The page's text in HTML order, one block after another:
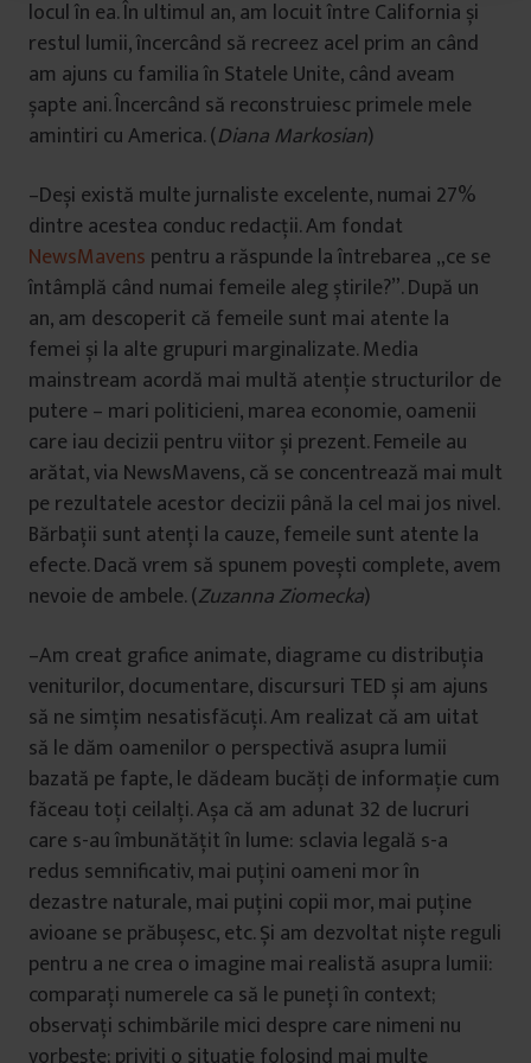
locul în ea. În ultimul an, am locuit între California și
restul lumii, încercând să recreez acel prim an când
am ajuns cu familia în Statele Unite, când aveam
șapte ani. Încercând să reconstruiesc primele mele
amintiri cu America. (Diana Markosian)
–Deși există multe jurnaliste excelente, numai 27%
dintre acestea conduc redacții. Am fondat
NewsMavens pentru a răspunde la întrebarea „ce se
întâmplă când numai femeile aleg știrile?”. După un
an, am descoperit că femeile sunt mai atente la
femei și la alte grupuri marginalizate. Media
mainstream acordă mai multă atenție structurilor de
putere – mari politicieni, marea economie, oamenii
care iau decizii pentru viitor și prezent. Femeile au
arătat, via NewsMavens, că se concentrează mai mult
pe rezultatele acestor decizii până la cel mai jos nivel.
Bărbații sunt atenți la cauze, femeile sunt atente la
efecte. Dacă vrem să spunem povești complete, avem
nevoie de ambele. (Zuzanna Ziomecka)
–Am creat grafice animate, diagrame cu distribuția
veniturilor, documentare, discursuri TED și am ajuns
să ne simțim nesatisfăcuți. Am realizat că am uitat
să le dăm oamenilor o perspectivă asupra lumii
bazată pe fapte, le dădeam bucăți de informație cum
făceau toți ceilalți. Așa că am adunat 32 de lucruri
care s-au îmbunătățit în lume: sclavia legală s-a
redus semnificativ, mai puțini oameni mor în
dezastre naturale, mai puțini copii mor, mai puține
avioane se prăbușesc, etc. Și am dezvoltat niște reguli
pentru a ne crea o imagine mai realistă asupra lumii:
comparați numerele ca să le puneți în context;
observați schimbările mici despre care nimeni nu